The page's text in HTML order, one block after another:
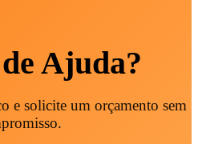
Ajuda?
e solicite um orçamento sem